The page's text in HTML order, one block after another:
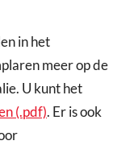
in het
meer op de
U kunt het
(.pdf). Er is ook